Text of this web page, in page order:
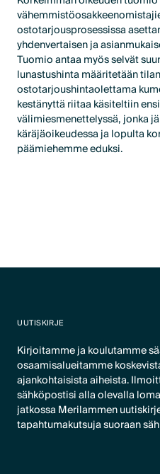
ostotarjousprosessissa
yhdenvertaisen ja
Tuomio antaa myös selvät
lunastushinta määritetään
ostotarjoushintaolettama
kestänyttä riitaa käsiteltiin
välimiesmenettelyssä, jonka
käräjäoikeudessa ja lopulta
päämiehemme eduksi.
UUTISKIRJE
Kirjoitamme ja koulutamme
osaamisalueitamme
ajankohtaisista aiheista.
sähköpostisi alla olevalla
jatkossa Merilammen
tapahtumakutsuja suoraan